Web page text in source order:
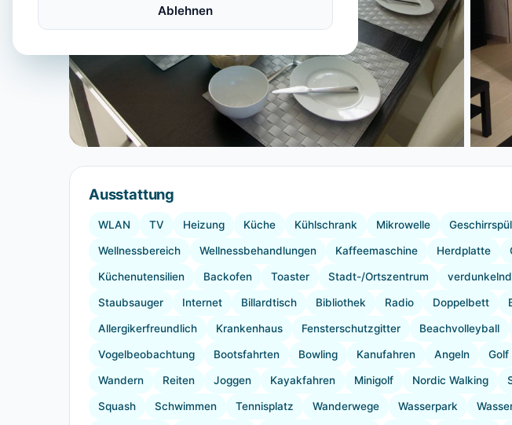
Ausstattung
WLAN TV Heizung Küche Kühlschrank Mikrowelle
Wellnessbereich Wellnessbehandlungen Kaffeemaschine Herdplatte
Küchenutensilien Backofen Toaster Stadt-/Ortszentrum
Staubsauger Internet Billardtisch Bibliothek Radio Doppelbett
Allergikerfreundlich Krankenhaus Fensterschutzgitter Beachvolleyball
Vogelbeobachtung Bootsfahrten Bowling Kanufahren Angeln Golf
Wandern Reiten Joggen Kayakfahren Minigolf Nordic Walking
Squash Schwimmen Tennisplatz Wanderwege Wasserpark
Ablehnen